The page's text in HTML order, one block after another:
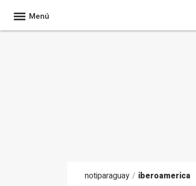
Menú
notiparaguay / iberoamerica